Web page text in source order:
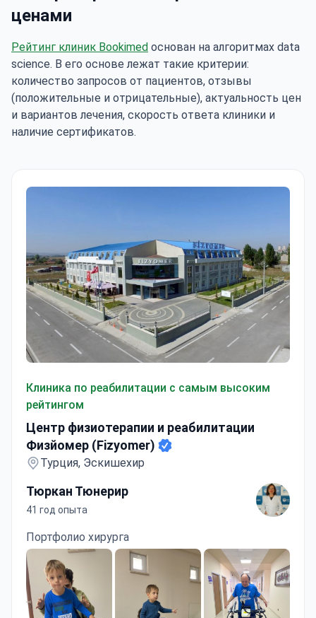
ценами
Рейтинг клиник Bookimed основан на алгоритмах data
science. В его основе лежат такие критерии:
количество запросов от пациентов, отзывы
(положительные и отрицательные), актуальность цен
и вариантов лечения, скорость ответа клиники и
наличие сертификатов.
Клиника по реабилитации с самым высоким
рейтингом
Центр физиотерапии и реабилитации
Физйомер (Fizyomer)
Турция, Эскишехир
Тюркан Тюнерир
41 год опыта
Портфолио хирурга